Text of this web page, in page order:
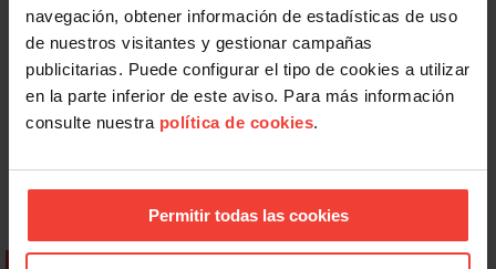
navegación, obtener información de estadísticas de uso
de nuestros visitantes y gestionar campañas
publicitarias. Puede configurar el tipo de cookies a utilizar
en la parte inferior de este aviso. Para más información
consulte nuestra política de cookies.
Permitir todas las cookies